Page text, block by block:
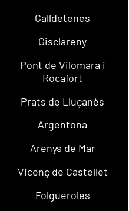
Calldetenes
Gisclareny
Pont de Vilomara i
Rocafort
Prats de Lluçanès
Argentona
Arenys de Mar
Vicenç de Castellet
Folgueroles